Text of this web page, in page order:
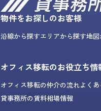
物件をお探しのお客様
沿線から探すエリアから探す地
オフィス移転のお役立ち情
オフィス移転の仲介の流れよく
貸事務所の賃料相場情報